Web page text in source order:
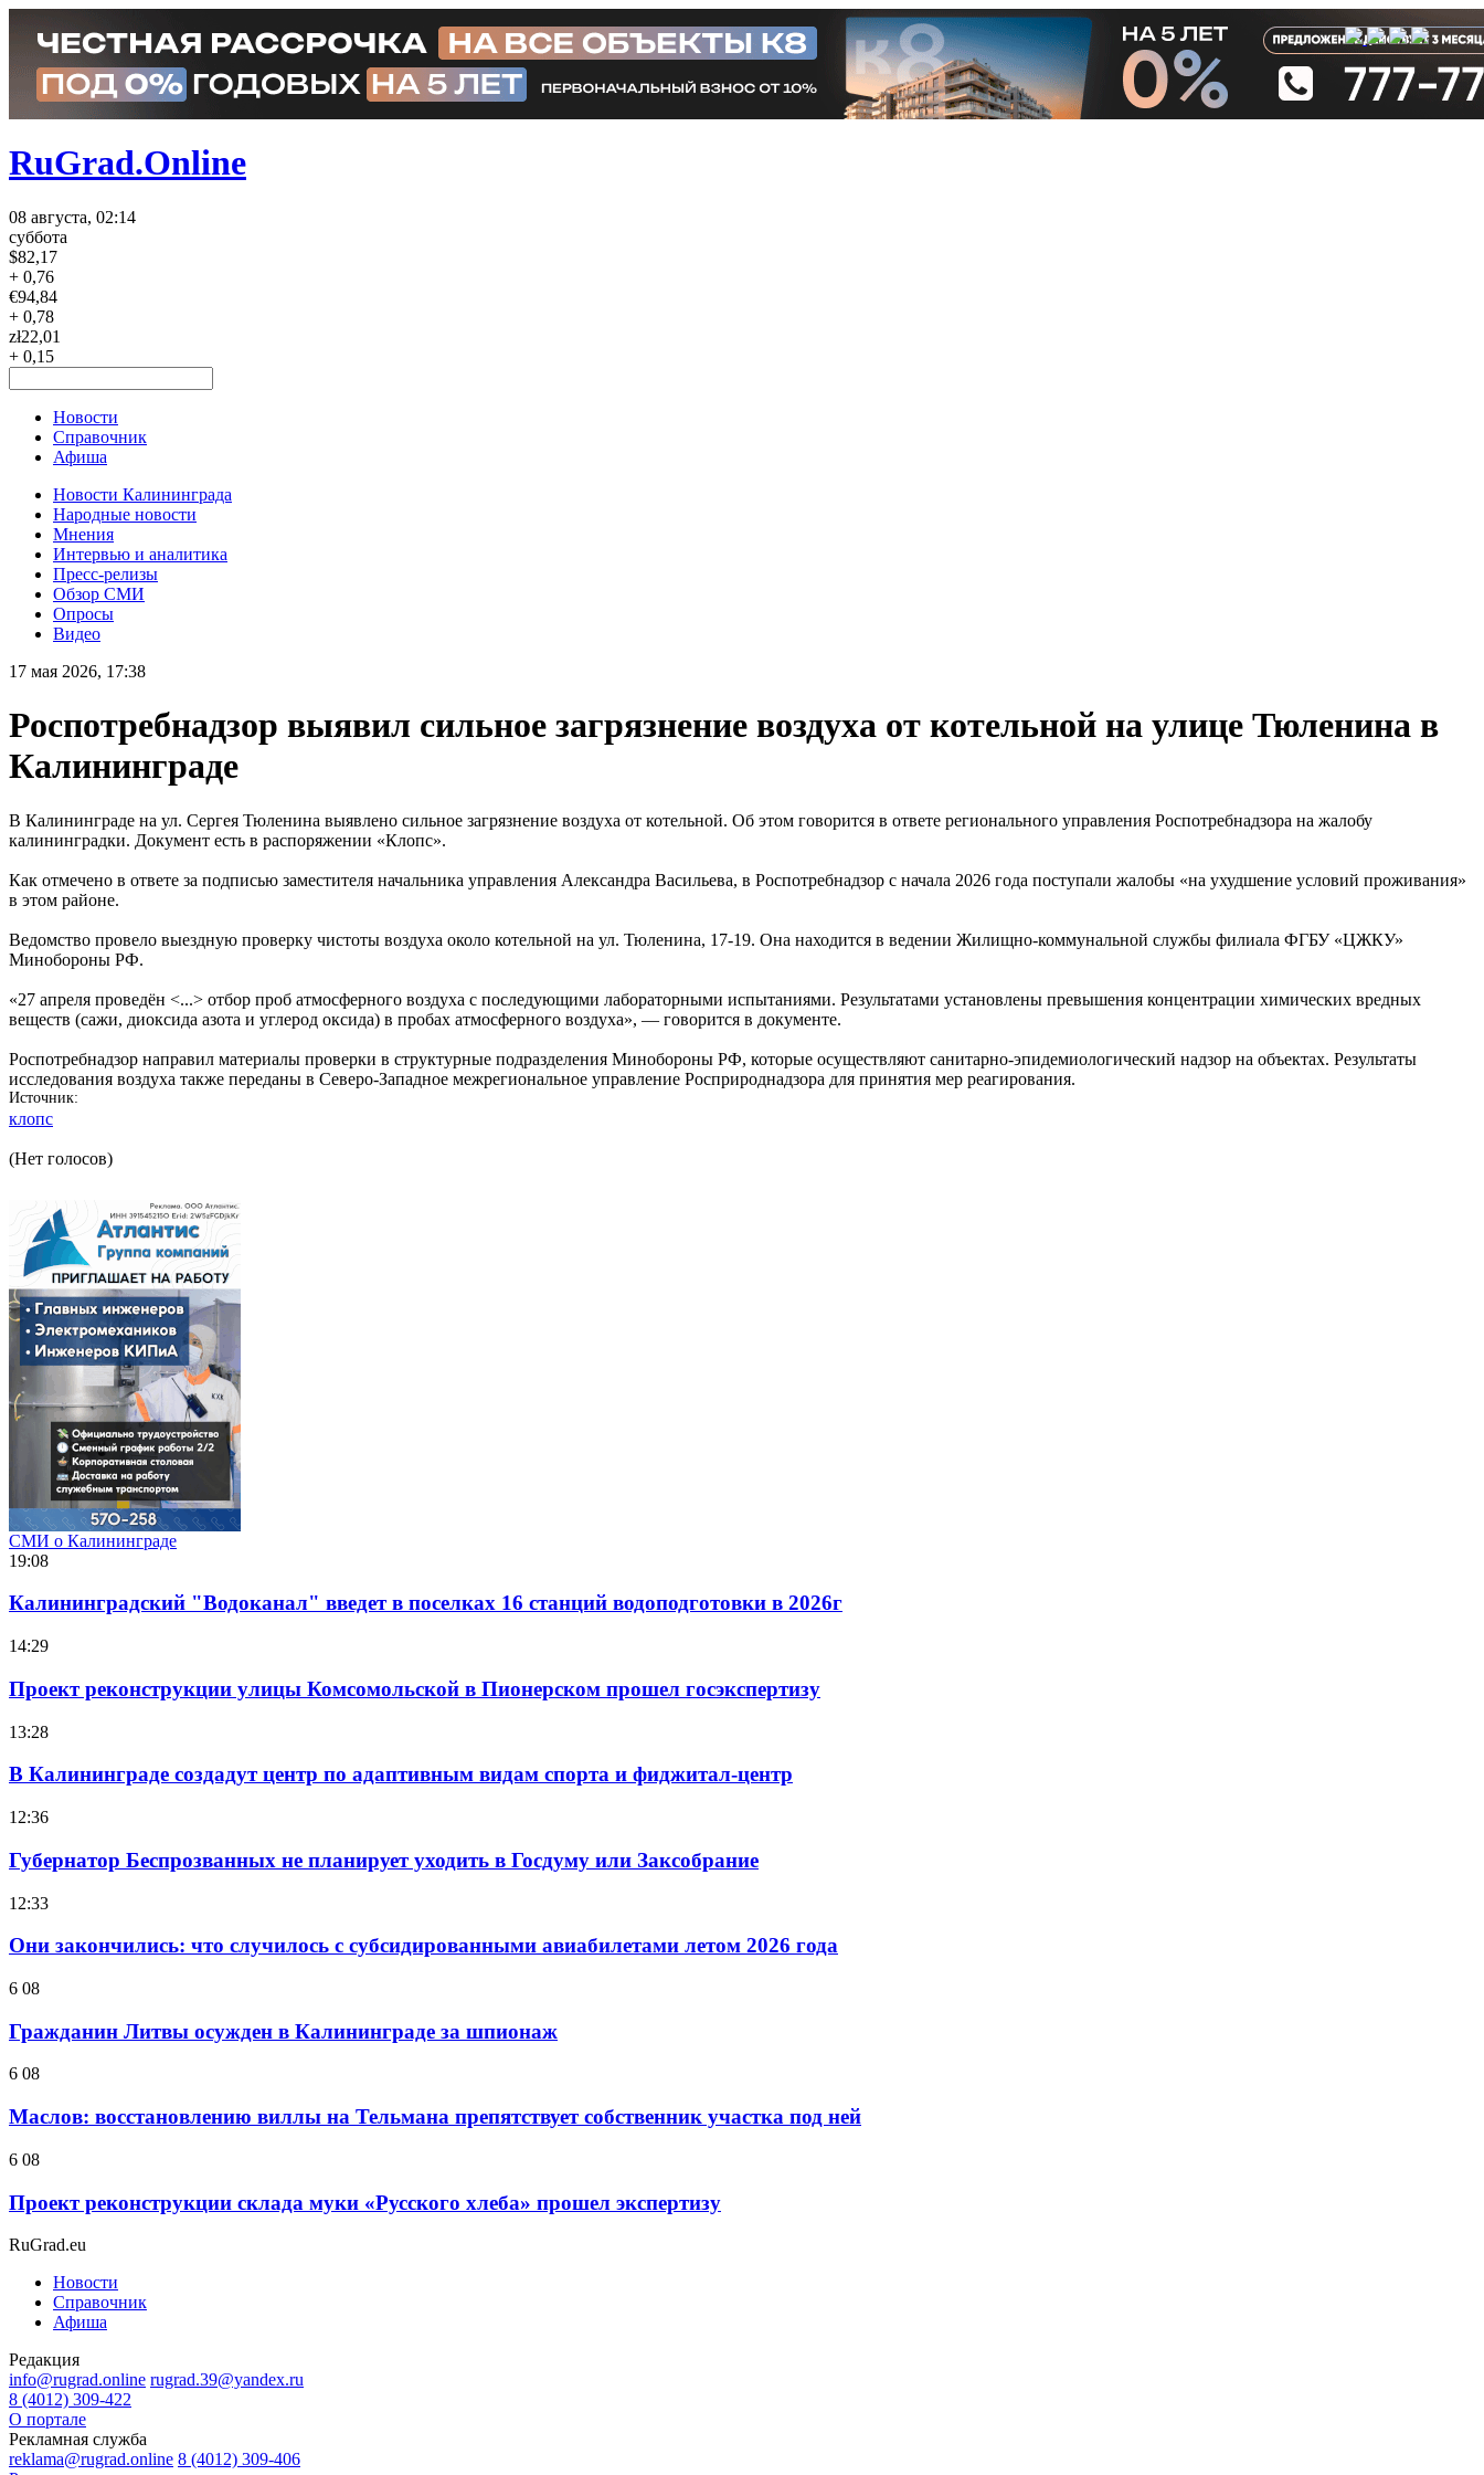
RuGrad.Online
08 августа, 02:14
суббота
$82,17
+ 0,76
€94,84
+ 0,78
zł22,01
+ 0,15
Новости
Справочник
Афиша
Новости Калининграда
Народные новости
Мнения
Интервью и аналитика
Пресс-релизы
Обзор СМИ
Опросы
Видео
17 мая 2026, 17:38
Роспотребнадзор выявил сильное загрязнение воздуха от котельной на улице Тюленина в
Калининграде
В Калининграде на ул. Сергея Тюленина выявлено сильное загрязнение воздуха от котельной. Об этом говорится в ответе регионального управления Роспотребнадзора на жалобу
калининградки. Документ есть в распоряжении «Клопс».
Как отмечено в ответе за подписью заместителя начальника управления Александра Васильева, в Роспотребнадзор с начала 2026 года поступали жалобы «на ухудшение условий проживания»
в этом районе.
Ведомство провело выездную проверку чистоты воздуха около котельной на ул. Тюленина, 17-19. Она находится в ведении Жилищно-коммунальной службы филиала ФГБУ «ЦЖКУ»
Минобороны РФ.
«27 апреля проведён <...> отбор проб атмосферного воздуха с последующими лабораторными испытаниями. Результатами установлены превышения концентрации химических вредных
веществ (сажи, диоксида азота и углерод оксида) в пробах атмосферного воздуха», — говорится в документе.
Роспотребнадзор направил материалы проверки в структурные подразделения Минобороны РФ, которые осуществляют санитарно-эпидемиологический надзор на объектах. Результаты
исследования воздуха также переданы в Северо-Западное межрегиональное управление Росприроднадзора для принятия мер реагирования.
Источник
клопс
(Нет голосов)
СМИ о Калининграде
19:08
Калининградский "Водоканал" введет в поселках 16 станций водоподготовки в 2026г
14:29
Проект реконструкции улицы Комсомольской в Пионерском прошел госэкспертизу
13:28
В Калининграде создадут центр по адаптивным видам спорта и фиджитал-центр
12:36
Губернатор Беспрозванных не планирует уходить в Госдуму или Заксобрание
12:33
Они закончились: что случилось с субсидированными авиабилетами летом 2026 года
6 08
Гражданин Литвы осужден в Калининграде за шпионаж
6 08
Маслов: восстановлению виллы на Тельмана препятствует собственник участка под ней
6 08
Проект реконструкции склада муки «Русского хлеба» прошел экспертизу
RuGrad.eu
Новости
Справочник
Афиша
Редакция
info@rugrad.online rugrad.39@yandex.ru
8 (4012) 309-422
О портале
Рекламная служба
reklama@rugrad.online 8 (4012) 309-406